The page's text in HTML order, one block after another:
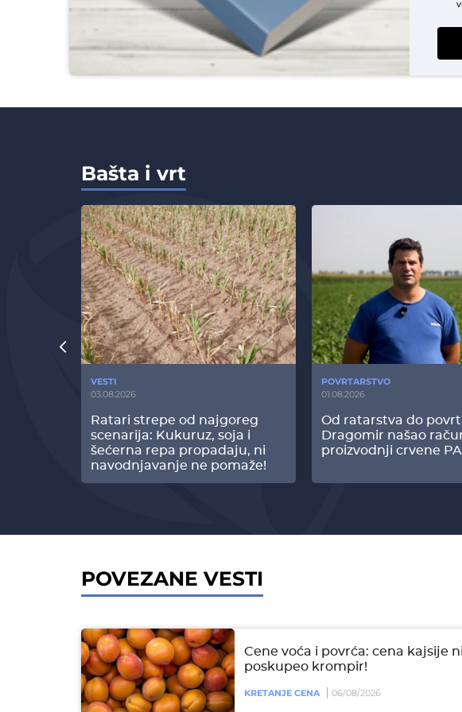
Bašta i vrt
VESTI
03.08.2026
Ratari strepe od najgoreg
scenarija: Kukuruz, soja i
šećerna repa propadaju, ni
navodnjavanje ne pomaže!
POVRTARSTVO
01.08.2026
Od ratarstva do
Dragomir našao
proizvodnji crvene
POVEZANE VESTI
Cene voća i povrća: cena kajsije
poskupeo krompir!
KRETANJE CENA 06/08/2026